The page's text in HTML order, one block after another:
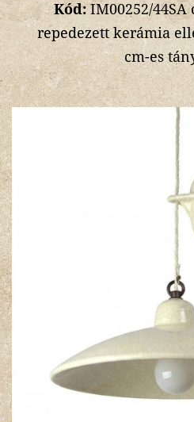
Kód:IM00252/44SA
repedezett kerámia
cm-es